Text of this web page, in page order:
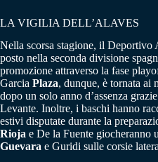
LA VIGILIA DELL’ALAVES
Nella scorsa stagione, il Deportivo
posto nella seconda divisione
promozione attraverso la fase
Garcia Plaza, dunque, è tornata ai
dopo un solo anno d’assenza
Levante. Inoltre, i baschi hanno
estivi disputate durante la
Rioja e De la Fuente giocheranno
Guevara e Guridi sulle corsie